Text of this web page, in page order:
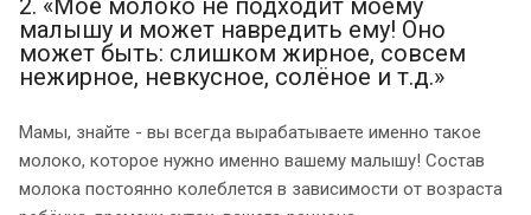
малышу и может навредить ему! Оно
может быть: слишком жирное, совсем
нежирное, невкусное, солёное и т.д.»
Мамы, знайте - вы всегда вырабатываете именно такое
молоко, которое нужно именно вашему малышу! Состав
молока постоянно колеблется в зависимости от возраста